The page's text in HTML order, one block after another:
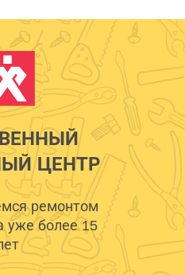
ЦЕНТР
ремонтом
уже более 15